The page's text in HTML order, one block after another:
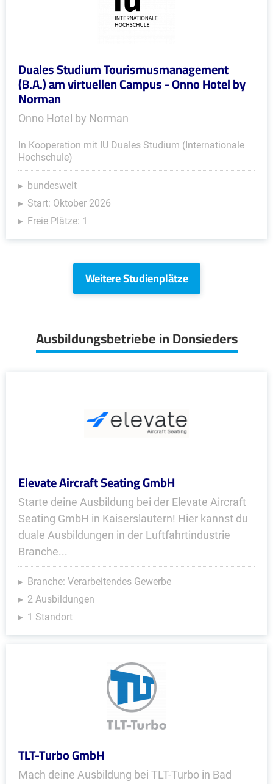
Duales Studium Tourismusmanagement
(B.A.) am virtuellen Campus - Onno Hotel by
Norman
Onno Hotel by Norman
In Kooperation mit IU Duales Studium (Internationale
Hochschule)
bundesweit
Start: Oktober 2026
Freie Plätze: 1
Weitere Studienplätze
Ausbildungsbetriebe in Donsieders
Elevate Aircraft Seating GmbH
Starte deine Ausbildung bei der Elevate Aircraft
Seating GmbH in Kaiserslautern! Hier kannst du
duale Ausbildungen in der Luftfahrtindustrie
Branche...
Branche: Verarbeitendes Gewerbe
2 Ausbildungen
1 Standort
TLT-Turbo GmbH
Mach deine Ausbildung bei TLT-Turbo in Bad